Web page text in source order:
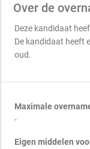
Over de
Deze kandidaat
De kandidaat heeft
oud.
Maximale
-
Eigen middelen